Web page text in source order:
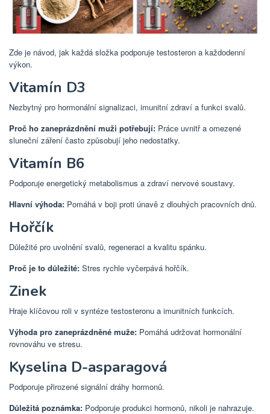
Zde je návod, jak každá složka podporuje testosteron a každodenní
výkon.
Vitamín D3
Nezbytný pro hormonální signalizaci, imunitní zdraví a funkci svalů.
Proč ho zaneprázdnění muži potřebují: Práce uvnitř a omezené
sluneční záření často způsobují jeho nedostatky.
Vitamín B6
Podporuje energetický metabolismus a zdraví nervové soustavy.
Hlavní výhoda: Pomáhá v boji proti únavě z dlouhých pracovních dnů.
Hořčík
Důležité pro uvolnění svalů, regeneraci a kvalitu spánku.
Proč je to důležité: Stres rychle vyčerpává hořčík.
Zinek
Hraje klíčovou roli v syntéze testosteronu a imunitních funkcích.
Výhoda pro zaneprázdněné muže: Pomáhá udržovat hormonální
rovnováhu ve stresu.
Kyselina D-asparagová
Podporuje přirozené signální dráhy hormonů.
Důležitá poznámka: Podporuje produkci hormonů, nikoli je nahrazuje.